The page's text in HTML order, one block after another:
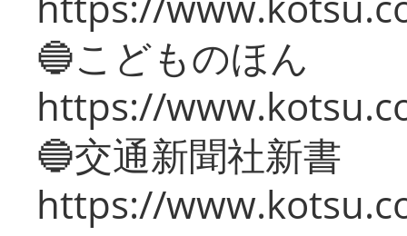
🔵こどものほん
https://
🔵交通新聞社新書
https://